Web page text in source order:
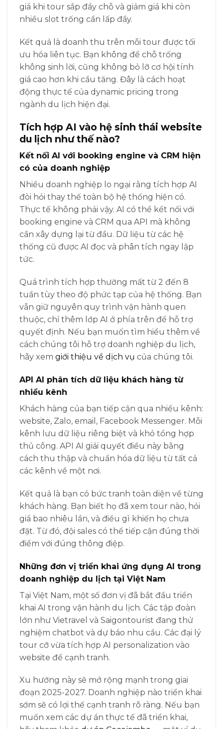
giá khi tour sắp đầy chỗ và giảm giá khi còn
nhiều slot trống cần lấp đầy.
Kết quả là doanh thu trên mỗi tour được tối
ưu hóa liên tục. Bạn không để chỗ trống
không sinh lời, cũng không bỏ lỡ cơ hội tính
giá cao hơn khi cầu tăng. Đây là cách hoạt
động thực tế của dynamic pricing trong
ngành du lịch hiện đại.
Tích hợp AI vào hệ sinh thái website
du lịch như thế nào?
Kết nối AI với booking engine và CRM hiện
có của doanh nghiệp
Nhiều doanh nghiệp lo ngại rằng tích hợp AI
đòi hỏi thay thế toàn bộ hệ thống hiện có.
Thực tế không phải vậy. AI có thể kết nối với
booking engine và CRM qua API mà không
cần xây dựng lại từ đầu. Dữ liệu từ các hệ
thống cũ được AI đọc và phân tích ngay lập
tức.
Quá trình tích hợp thường mất từ 2 đến 8
tuần tùy theo độ phức tạp của hệ thống. Bạn
vẫn giữ nguyên quy trình vận hành quen
thuộc, chỉ thêm lớp AI ở phía trên để hỗ trợ
quyết định. Nếu bạn muốn tìm hiểu thêm về
cách chúng tôi hỗ trợ doanh nghiệp du lịch,
hãy xem giới thiệu về dịch vụ của chúng tôi.
API AI phân tích dữ liệu khách hàng từ
nhiều kênh
Khách hàng của bạn tiếp cận qua nhiều kênh:
website, Zalo, email, Facebook Messenger. Mỗi
kênh lưu dữ liệu riêng biệt và khó tổng hợp
thủ công. API AI giải quyết điều này bằng
cách thu thập và chuẩn hóa dữ liệu từ tất cả
các kênh về một nơi.
Kết quả là bạn có bức tranh toàn diện về từng
khách hàng. Bạn biết họ đã xem tour nào, hỏi
giá bao nhiêu lần, và điều gì khiến họ chưa
đặt. Từ đó, đội sales có thể tiếp cận đúng thời
điểm với đúng thông điệp.
Những đơn vị triển khai ứng dụng AI trong
doanh nghiệp du lịch tại Việt Nam
Tại Việt Nam, một số đơn vị đã bắt đầu triển
khai AI trong vận hành du lịch. Các tập đoàn
lớn như Vietravel và Saigontourist đang thử
nghiệm chatbot và dự báo nhu cầu. Các đại lý
tour cỡ vừa tích hợp AI personalization vào
website để cạnh tranh.
Xu hướng này sẽ mở rộng mạnh trong giai
đoạn 2025-2027. Doanh nghiệp nào triển khai
sớm sẽ có lợi thế cạnh tranh rõ ràng. Nếu bạn
muốn xem các dự án thực tế đã triển khai,